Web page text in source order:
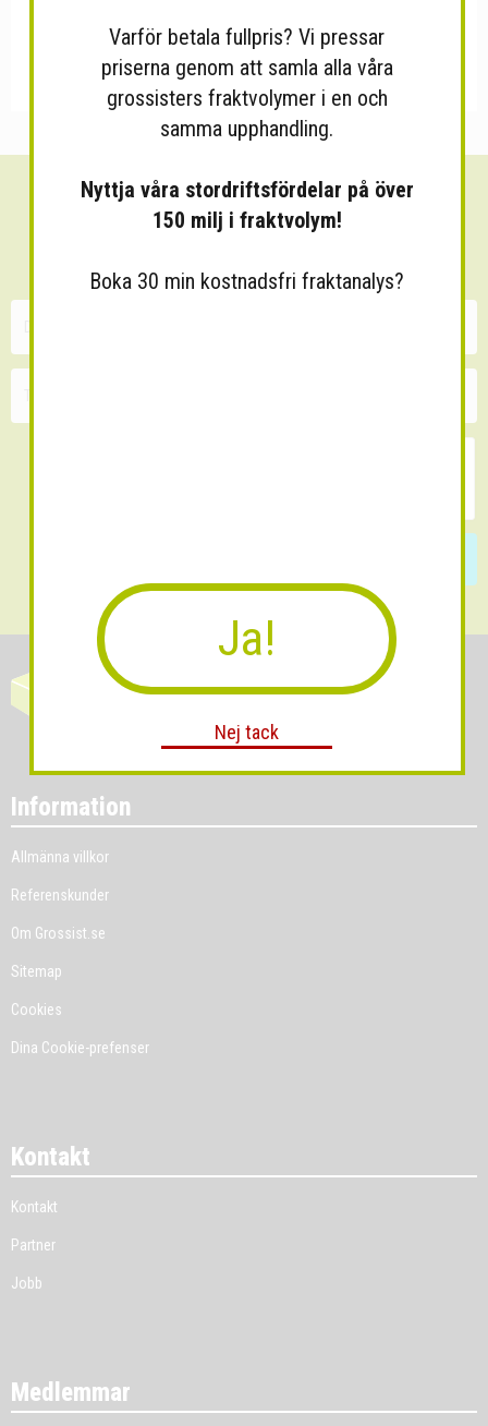
Sänk dina fraktkostnader!
Information
Allmänna villkor
Referenskunder
Om Grossist.se
Sitemap
Cookies
Dina Cookie-prefenser
Kontakt
Kontakt
Partner
Jobb
Medlemmar
Varför betala fullpris? Vi pressar
priserna genom att samla alla våra
grossisters fraktvolymer i en och
samma upphandling.
Nyttja våra stordriftsfördelar på över
150 milj i fraktvolym!
Boka 30 min kostnadsfri fraktanalys?
Ja!
Nej tack